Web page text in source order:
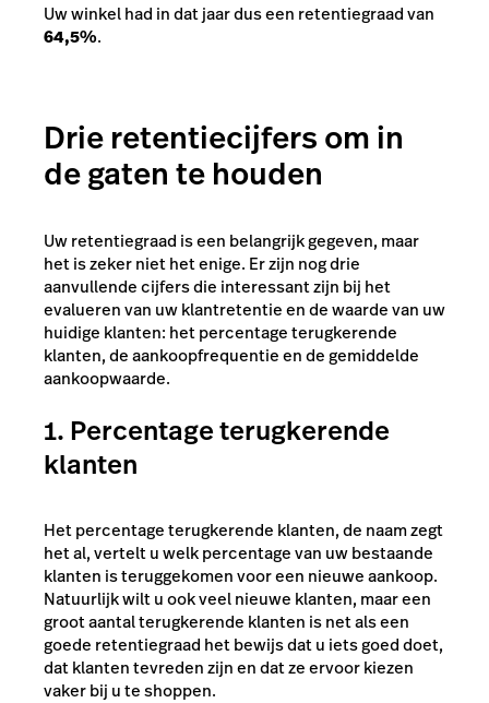
Uw winkel had in dat jaar dus een retentiegraad van
64,5%.
Drie retentiecijfers om in
de gaten te houden
Uw retentiegraad is een belangrijk gegeven, maar
het is zeker niet het enige. Er zijn nog drie
aanvullende cijfers die interessant zijn bij het
evalueren van uw klantretentie en de waarde van uw
huidige klanten: het percentage terugkerende
klanten, de aankoopfrequentie en de gemiddelde
aankoopwaarde.
1. Percentage terugkerende
klanten
Het percentage terugkerende klanten, de naam zegt
het al, vertelt u welk percentage van uw bestaande
klanten is teruggekomen voor een nieuwe aankoop.
Natuurlijk wilt u ook veel nieuwe klanten, maar een
groot aantal terugkerende klanten is net als een
goede retentiegraad het bewijs dat u iets goed doet,
dat klanten tevreden zijn en dat ze ervoor kiezen
vaker bij u te shoppen.